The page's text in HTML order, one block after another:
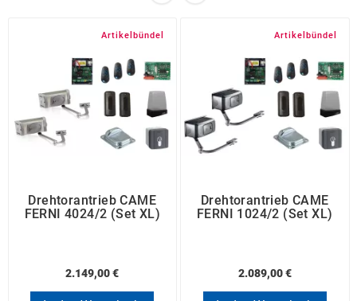
Artikelbündel
Drehtorantrieb CAME
FERNI 4024/2 (Set XL)
2.149,00 €
Artikelbündel
Drehtorantrieb CAME
FERNI 1024/2 (Set XL)
2.089,00 €